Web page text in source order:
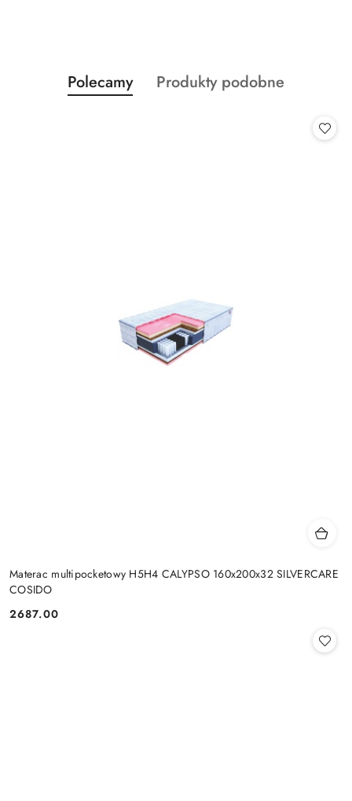
Pomiń karuzelę produktów
Produkty
o
Polecamy
Produkty
Produkty podobne
Materac multipocketowy H5H4 CALYPSO 160x200x32 SILVERCARE
COSIDO
Cena:
2687.00